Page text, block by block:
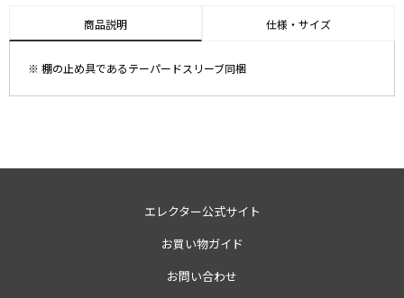
商品説明 仕様・サイズ
※ 棚の止め具であるテーパードスリーブ同梱
エレクター公式サイト
お買い物ガイド
お問い合わせ